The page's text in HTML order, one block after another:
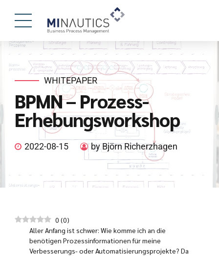
WHITEPAPER
BPMN – Prozess-
Erhebungsworkshop
2022-08-15 by Björn Richerzhagen
0 (0)
Aller Anfang ist schwer: Wie komme ich an die
benötigen Prozessinformationen für meine
Verbesserungs- oder Automatisierungsprojekte? Da